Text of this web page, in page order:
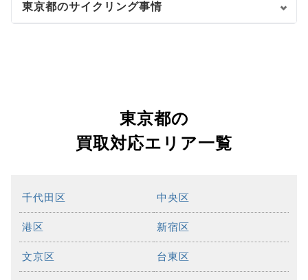
東京都のサイクリング事情
東京都の
買取対応エリア一覧
千代田区 中央区
港区 新宿区
文京区 台東区